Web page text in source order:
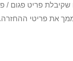
שלך לא קיבלו תוך 30
את פריטי ההחזרה.